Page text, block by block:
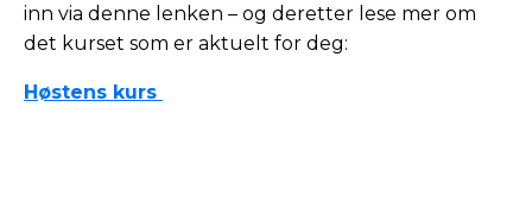
inn via denne lenken – og deretter lese mer om
det kurset som er aktuelt for deg:
Høstens kurs